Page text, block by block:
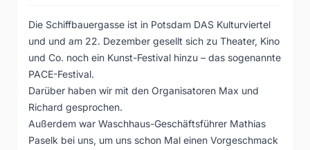
Die Schiffbauergasse ist in Potsdam DAS Kulturviertel
und und am 22. Dezember gesellt sich zu Theater, Kino
und Co. noch ein Kunst-Festival hinzu – das sogenannte
PACE-Festival.
Darüber haben wir mit den Organisatoren Max und
Richard gesprochen.
Außerdem war Waschhaus-Geschäftsführer Mathias
Paselk bei uns, um uns schon Mal einen Vorgeschmack